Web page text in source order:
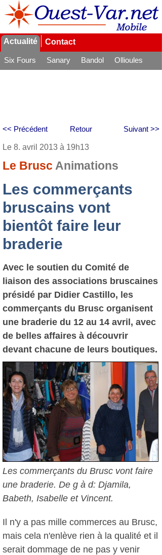
Actualité Contact
Six Fours Sanary Bandol
Ollioules
Retour
<< Précédent Suivant >>
Le 8. avril 2013 à 19h13
Le Brusc Animations
Les commerçants
bruscains vont
bientôt faire leur
braderie
Avec le soutien du Comité de
liaison des associations bruscaines
présidé par Didier Castillo, les
commerçants du Brusc organisent
une braderie du 12 au 14 avril, avec
de belles affaires à découvrir
devant chacune de leurs boutiques.
Les commerçants du Brusc vont faire
une braderie. De g à d: Djamila,
Babeth, Isabelle et Vincent.
Il n'y a pas mille commerces au Brusc,
mais cela n'enlève rien à la qualité et il
serait dommage de ne pas y venir